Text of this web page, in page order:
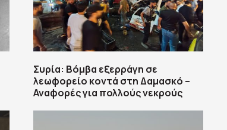
Συρία: Βόμβα εξερράγη σε
λεωφορείο κοντά στη Δαμασκό –
Αναφορές για πολλούς νεκρούς